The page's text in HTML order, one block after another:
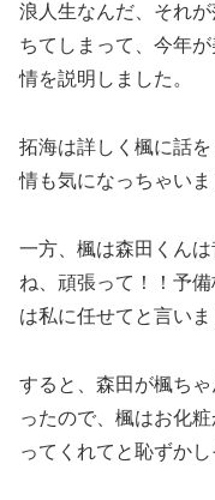
浪人生なんだ、それ
ちてしまって、今年
情を説明しました。
拓海は詳しく楓に話
情も気になっちゃいま
一方、楓は森田くん
ね、頑張って！！予
は私に任せてと言いま
すると、森田が楓ち
ったので、楓はお化
ってくれてと恥ずか